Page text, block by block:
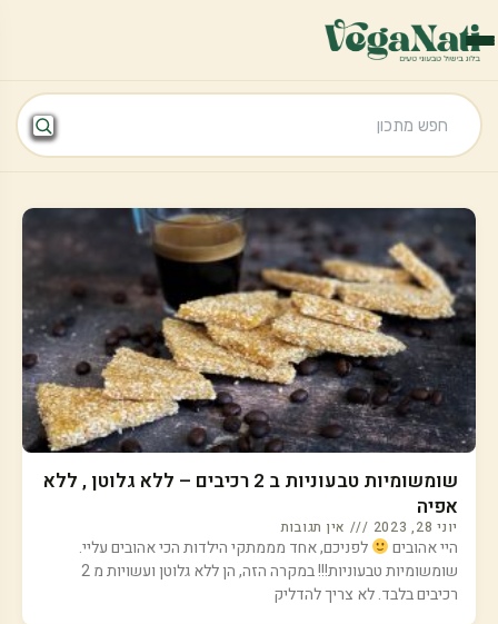
שומשומיות טבעוניות ב 2 רכיבים – ללא גלוטן , ללא
אפיה
יוני 28, 2023 אין תגובות
היי אהובים
לפניכם, אחד מממתקי הילדות הכי אהובים עליי.
שומשומיות טבעוניות!!! במקרה הזה, הן ללא גלוטן ועשויות מ 2
רכיבים בלבד. לא צריך להדליק